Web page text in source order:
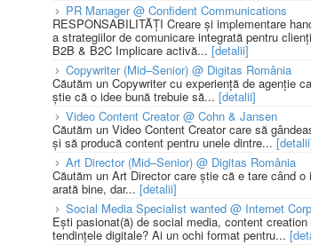
PR Manager @ Confident Communications
RESPONSABILITĂȚI Creare și implementare
a strategiilor de comunicare integrată pentru clienți
B2B & B2C Implicare activă... [detalii]
Copywriter (Mid–Senior) @ Digitas România
Căutăm un Copywriter cu experiență de agenție
știe că o idee bună trebuie să... [detalii]
Video Content Creator @ Cohn & Jansen
Căutăm un Video Content Creator care să
și să producă content pentru unele dintre...
Art Director (Mid–Senior) @ Digitas România
Căutăm un Art Director care știe că e tare când o
arată bine, dar... [detalii]
Social Media Specialist wanted @ Internet Corp
Ești pasionat(ă) de social media, content creation
tendințele digitale? Ai un ochi format pentru...